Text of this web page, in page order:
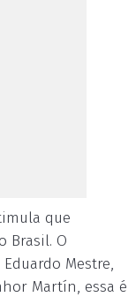
que
Brasil. O
Mestre,
Martín, essa é